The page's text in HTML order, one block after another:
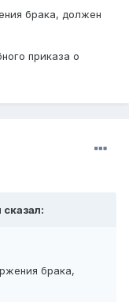
брака, должен
приказа о
брака,